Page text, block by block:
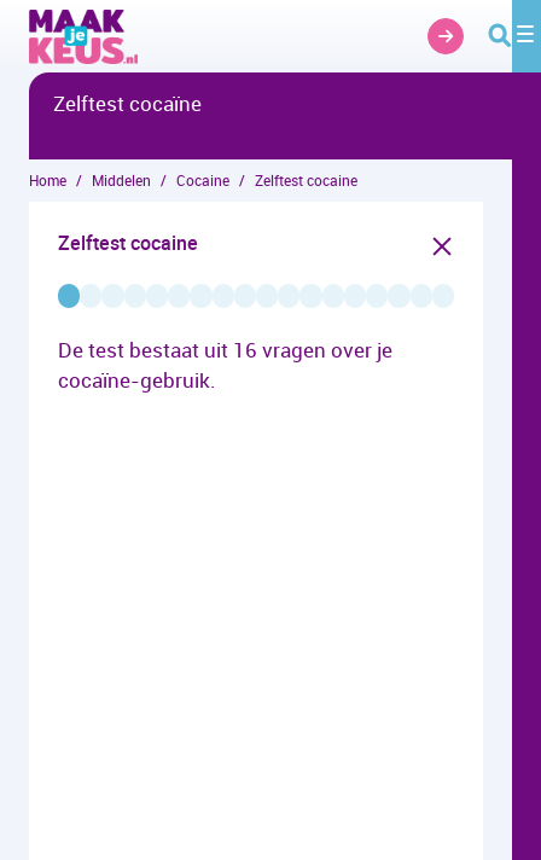
Overslaan en naar hoofdinhoud gaan
Zelftest cocaïne
Home Middelen Cocaine Zelftest cocaine
Zelftest cocaine
De test bestaat uit 16 vragen over je
cocaïne-gebruik.